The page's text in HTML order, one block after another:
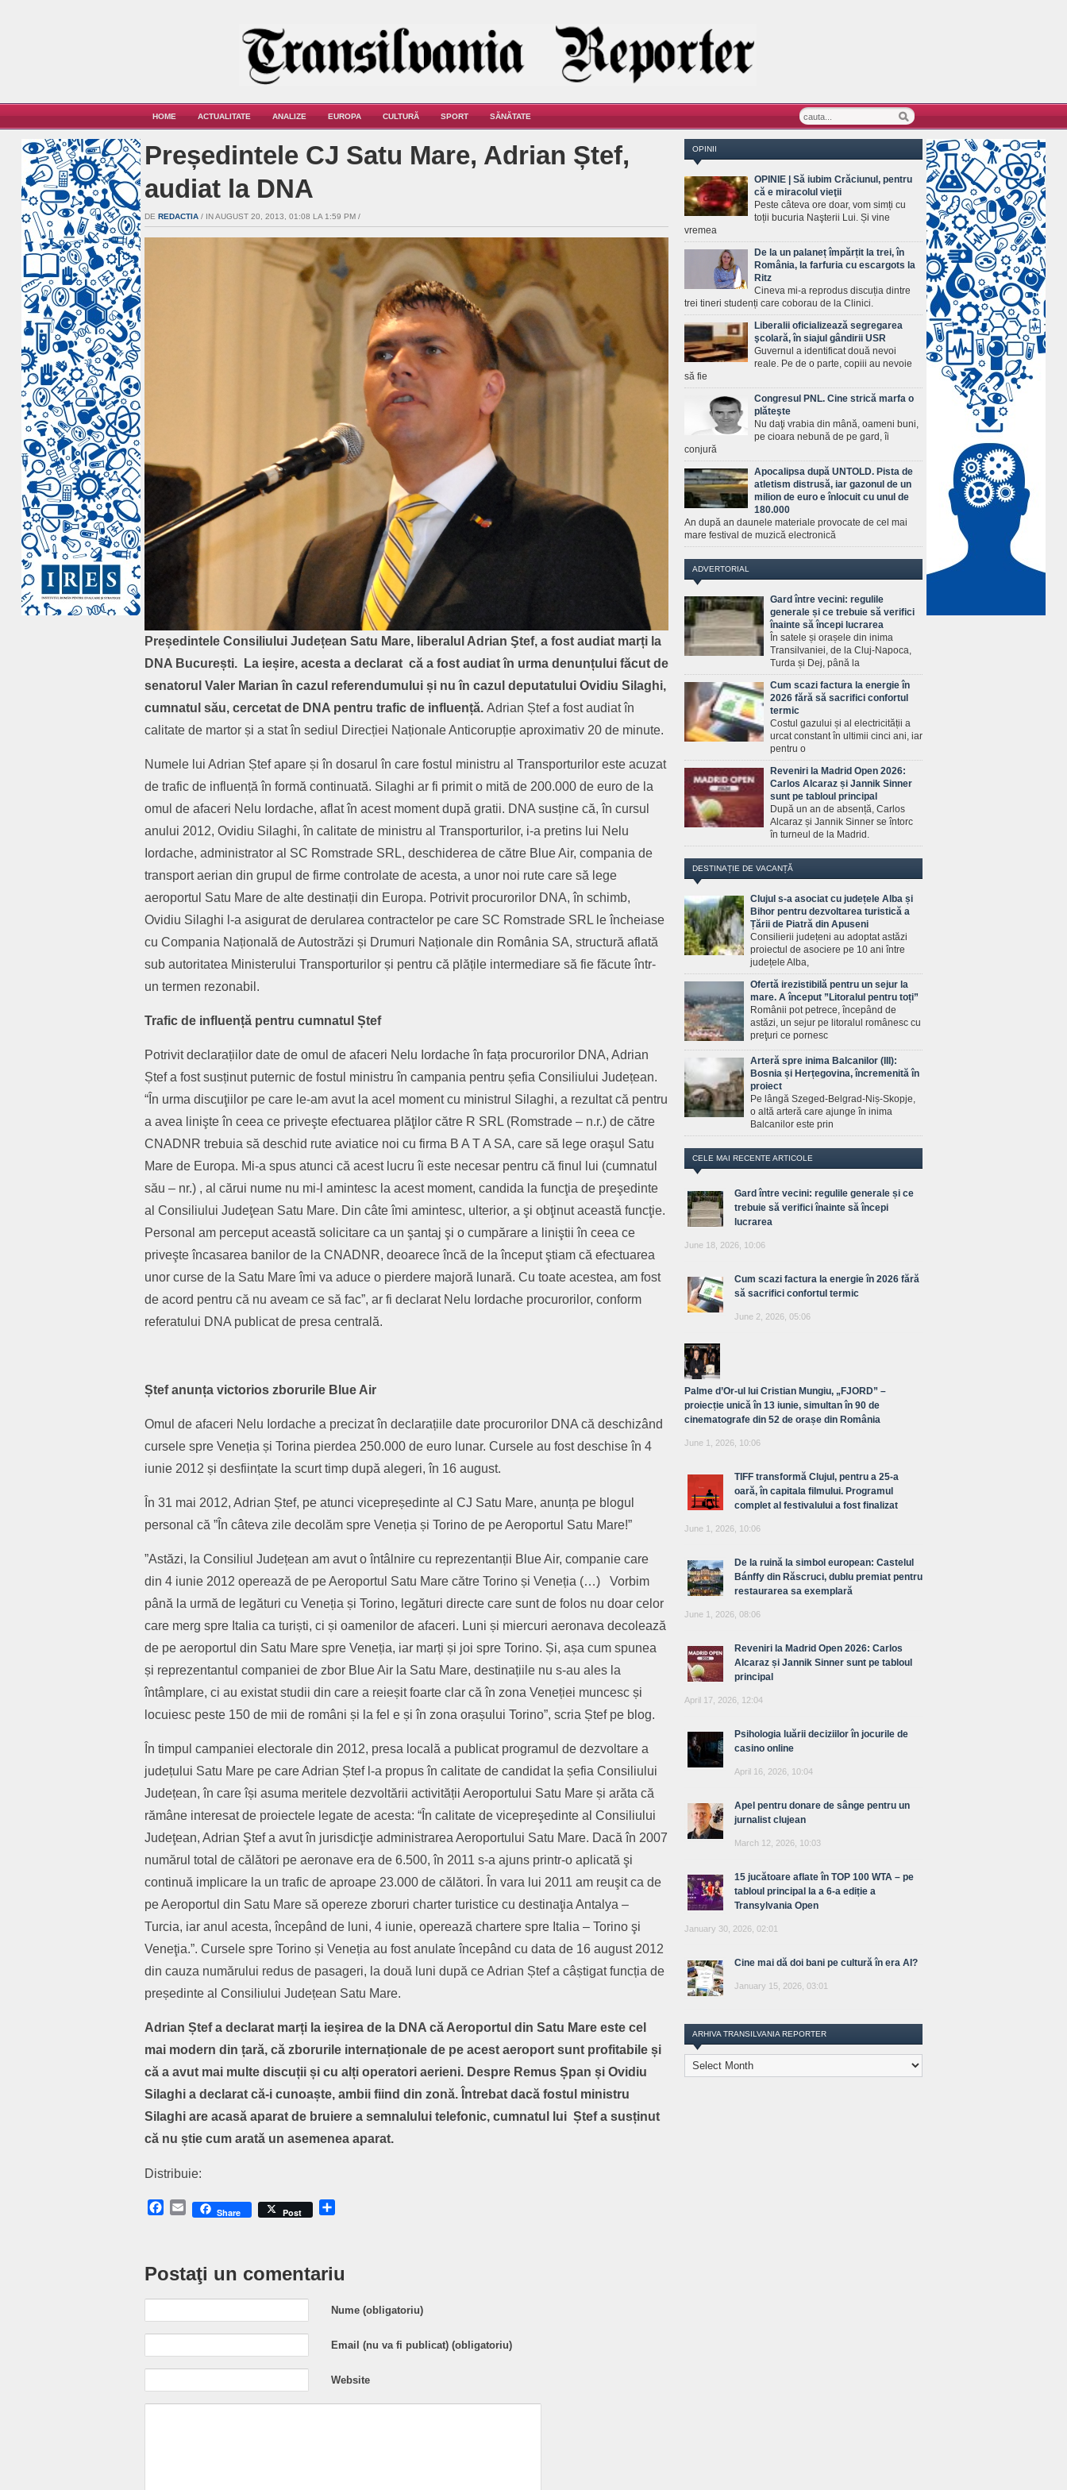
HOME ACTUALITATE ANALIZE EUROPA CULTURĂ SPORT SĂNĂTATE
Președintele CJ Satu Mare, Adrian Ștef,
audiat la DNA
DE REDACTIA / IN AUGUST 20, 2013, 01:08 LA 1:59 PM /
Președintele Consiliului Județean Satu Mare, liberalul Adrian Ştef, a fost audiat marți la
DNA București. La ieșire, acesta a declarat că a fost audiat în urma denunțului făcut de
senatorul Valer Marian în cazul referendumului și nu în cazul deputatului Ovidiu Silaghi,
cumnatul său, cercetat de DNA pentru trafic de influență. Adrian Ștef a fost audiat în
calitate de martor și a stat în sediul Direcției Naționale Anticorupție aproximativ 20 de minute.
Numele lui Adrian Ștef apare și în dosarul în care fostul ministru al Transporturilor este acuzat
de trafic de influență în formă continuată. Silaghi ar fi primit o mită de 200.000 de euro de la
omul de afaceri Nelu Iordache, aflat în acest moment după gratii. DNA susține că, în cursul
anului 2012, Ovidiu Silaghi, în calitate de ministru al Transporturilor, i-a pretins lui Nelu
Iordache, administrator al SC Romstrade SRL, deschiderea de către Blue Air, compania de
transport aerian din grupul de firme controlate de acesta, a unor noi rute care să lege
aeroportul Satu Mare de alte destinații din Europa. Potrivit procurorilor DNA, în schimb,
Ovidiu Silaghi l-a asigurat de derularea contractelor pe care SC Romstrade SRL le încheiase
cu Compania Națională de Autostrăzi și Drumuri Naționale din România SA, structură aflată
sub autoritatea Ministerului Transporturilor și pentru că plățile intermediare să fie făcute într-
un termen rezonabil.
Trafic de influență pentru cumnatul Ștef
Potrivit declarațiilor date de omul de afaceri Nelu Iordache în fața procurorilor DNA, Adrian
Ștef a fost susținut puternic de fostul ministru în campania pentru șefia Consiliului Județean.
“În urma discuţiilor pe care le-am avut la acel moment cu ministrul Silaghi, a rezultat că pentru
a avea linişte în ceea ce priveşte efectuarea plăţilor către R SRL (Romstrade – n.r.) de către
CNADNR trebuia să deschid rute aviatice noi cu firma B A T A SA, care să lege oraşul Satu
Mare de Europa. Mi-a spus atunci că acest lucru îi este necesar pentru că finul lui (cumnatul
său – nr.) , al cărui nume nu mi-l amintesc la acest moment, candida la funcţia de preşedinte
al Consiliului Judeţean Satu Mare. Din câte îmi amintesc, ulterior, a şi obţinut această funcţie.
Personal am perceput această solicitare ca un şantaj şi o cumpărare a liniştii în ceea ce
priveşte încasarea banilor de la CNADNR, deoarece încă de la început ştiam că efectuarea
unor curse de la Satu Mare îmi va aduce o pierdere majoră lunară. Cu toate acestea, am fost
de acord pentru că nu aveam ce să fac”, ar fi declarat Nelu Iordache procurorilor, conform
referatului DNA publicat de presa centrală.
Ștef anunța victorios zborurile Blue Air
Omul de afaceri Nelu Iordache a precizat în declarațiile date procurorilor DNA că deschizând
cursele spre Veneția și Torina pierdea 250.000 de euro lunar. Cursele au fost deschise în 4
iunie 2012 și desființate la scurt timp după alegeri, în 16 august.
În 31 mai 2012, Adrian Ștef, pe atunci vicepreședinte al CJ Satu Mare, anunța pe blogul
personal că ”În câteva zile decolăm spre Veneția și Torino de pe Aeroportul Satu Mare!”
”Astăzi, la Consiliul Județean am avut o întâlnire cu reprezentanții Blue Air, companie care
din 4 iunie 2012 operează de pe Aeroportul Satu Mare către Torino și Veneția (…) Vorbim
până la urmă de legături cu Veneția și Torino, legături directe care sunt de folos nu doar celor
care merg spre Italia ca turiști, ci și oamenilor de afaceri. Luni și miercuri aeronava decolează
de pe aeroportul din Satu Mare spre Veneția, iar marți și joi spre Torino. Și, așa cum spunea
și reprezentantul companiei de zbor Blue Air la Satu Mare, destinațiile nu s-au ales la
întâmplare, ci au existat studii din care a reieșit foarte clar că în zona Veneției muncesc și
locuiesc peste 150 de mii de români și la fel e și în zona orașului Torino”, scria Ștef pe blog.
În timpul campaniei electorale din 2012, presa locală a publicat programul de dezvoltare a
județului Satu Mare pe care Adrian Ștef l-a propus în calitate de candidat la șefia Consiliului
Județean, în care își asuma meritele dezvoltării activității Aeroportului Satu Mare și arăta că
rămâne interesat de proiectele legate de acesta: “În calitate de vicepreşedinte al Consiliului
Judeţean, Adrian Ştef a avut în jurisdicţie administrarea Aeroportului Satu Mare. Dacă în 2007
numărul total de călători pe aeronave era de 6.500, în 2011 s-a ajuns printr-o aplicată şi
continuă implicare la un trafic de aproape 23.000 de călători. În vara lui 2011 am reuşit ca de
pe Aeroportul din Satu Mare să opereze zboruri charter turistice cu destinaţia Antalya –
Turcia, iar anul acesta, începând de luni, 4 iunie, operează chartere spre Italia – Torino şi
Veneţia.”. Cursele spre Torino și Veneția au fost anulate începând cu data de 16 august 2012
din cauza numărului redus de pasageri, la două luni după ce Adrian Ștef a câștigat funcția de
președinte al Consiliului Județean Satu Mare.
Adrian Ștef a declarat marți la ieșirea de la DNA că Aeroportul din Satu Mare este cel
mai modern din țară, că zborurile internaționale de pe acest aeroport sunt profitabile și
că a avut mai multe discuții și cu alți operatori aerieni. Despre Remus Șpan și Ovidiu
Silaghi a declarat că-i cunoaște, ambii fiind din zonă. Întrebat dacă fostul ministru
Silaghi are acasă aparat de bruiere a semnalului telefonic, cumnatul lui Ștef a susținut
că nu știe cum arată un asemenea aparat.
Distribuie:
Facebook
EmailShare Post
Postaţi un comentariu
Nume (obligatoriu)
Email (nu va fi publicat) (obligatoriu)
Website
OPINII
OPINIE | Să iubim Crăciunul, pentru
că e miracolul vieţii
Peste câteva ore doar, vom simți cu
toții bucuria Naşterii Lui. Și vine
vremea
De la un palaneț împărțit la trei, în
România, la farfuria cu escargots la
Ritz
Cineva mi-a reprodus discuția dintre
trei tineri studenți care coborau de la Clinici.
Liberalii oficializează segregarea
şcolară, în siajul gândirii USR
Guvernul a identificat două nevoi
reale. Pe de o parte, copiii au nevoie
să fie
Congresul PNL. Cine strică marfa o
plăteşte
Nu daţi vrabia din mână, oameni buni,
pe cioara nebună de pe gard, îi
conjură
Apocalipsa după UNTOLD. Pista de
atletism distrusă, iar gazonul de un
milion de euro e înlocuit cu unul de
180.000
An după an daunele materiale provocate de cel mai
mare festival de muzică electronică
ADVERTORIAL
Gard între vecini: regulile
generale și ce trebuie să verifici
înainte să începi lucrarea
În satele și orașele din inima
Transilvaniei, de la Cluj-Napoca,
Turda și Dej, până la
Cum scazi factura la energie în
2026 fără să sacrifici confortul
termic
Costul gazului și al electricității a
urcat constant în ultimii cinci ani, iar
pentru o
Reveniri la Madrid Open 2026:
Carlos Alcaraz și Jannik Sinner
sunt pe tabloul principal
După un an de absență, Carlos
Alcaraz și Jannik Sinner se întorc
în turneul de la Madrid.
DESTINAȚIE DE VACANȚĂ
Clujul s-a asociat cu județele Alba și
Bihor pentru dezvoltarea turistică a
Țării de Piatră din Apuseni
Consilierii județeni au adoptat astăzi
proiectul de asociere pe 10 ani între
județele Alba,
Ofertă irezistibilă pentru un sejur la
mare. A început ”Litoralul pentru toți”
Românii pot petrece, începând de
astăzi, un sejur pe litoralul românesc cu
preţuri ce pornesc
Arteră spre inima Balcanilor (III):
Bosnia și Herțegovina, încremenită în
proiect
Pe lângă Szeged-Belgrad-Niș-Skopje,
o altă arteră care ajunge în inima
Balcanilor este prin
CELE MAI RECENTE ARTICOLE
Gard între vecini: regulile generale și ce
trebuie să verifici înainte să începi
lucrarea
June 18, 2026, 10:06
Cum scazi factura la energie în 2026 fără
să sacrifici confortul termic
June 2, 2026, 05:06
Palme d’Or-ul lui Cristian Mungiu, „FJORD” –
proiecție unică în 13 iunie, simultan în 90 de
cinematografe din 52 de orașe din România
June 1, 2026, 10:06
TIFF transformă Clujul, pentru a 25-a
oară, în capitala filmului. Programul
complet al festivalului a fost finalizat
June 1, 2026, 10:06
De la ruină la simbol european: Castelul
Bánffy din Răscruci, dublu premiat pentru
restaurarea sa exemplară
June 1, 2026, 08:06
Reveniri la Madrid Open 2026: Carlos
Alcaraz și Jannik Sinner sunt pe tabloul
principal
April 17, 2026, 12:04
Psihologia luării deciziilor în jocurile de
casino online
April 16, 2026, 10:04
Apel pentru donare de sânge pentru un
jurnalist clujean
March 12, 2026, 10:03
15 jucătoare aflate în TOP 100 WTA – pe
tabloul principal la a 6-a ediție a
Transylvania Open
January 30, 2026, 02:01
Cine mai dă doi bani pe cultură în era AI?
January 15, 2026, 03:01
ARHIVA TRANSILVANIA REPORTER
Arhiva
Transilvania